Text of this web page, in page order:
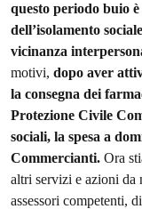
questo periodo buio
dell’isolamento
vicinanza
motivi, dopo aver
la consegna dei
Protezione Civile
sociali, la spesa a
Commercianti. Ora
altri servizi e azioni da
assessori competenti,